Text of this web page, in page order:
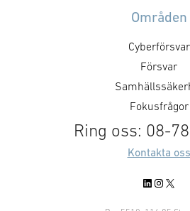
Områden
Cyberförsvar
Försvar
Fokusfrågor
Ring oss: 08-
Kontakta oss
LinkedIn
X